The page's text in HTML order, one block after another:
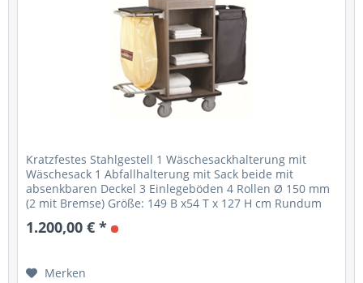
Kratzfestes Stahlgestell 1 Wäschesackhalterung mit
Wäschesack 1 Abfallhalterung mit Sack beide mit
absenkbaren Deckel 3 Einlegeböden 4 Rollen Ø 150 mm
(2 mit Bremse) Größe: 149 B x54 T x 127 H cm Rundum
Gummischutz Standardfarbe LS natur...
1.200,00 € *
Merken